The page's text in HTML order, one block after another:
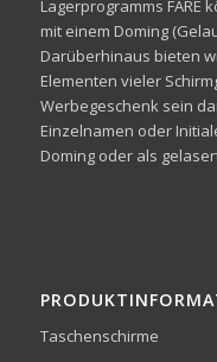
Lagerprogramms FARE
mit einem Doming
Darüberhinaus bieten
Elementen vieler
Werbegeschenk sein
Einzelnamen oder
Doming oder als
Taschenschirme